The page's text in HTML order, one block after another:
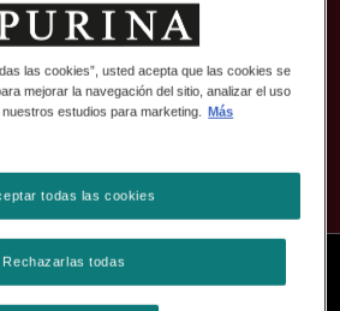
las cookies”, usted acepta que las cookies se
mejorar la navegación del sitio, analizar el uso
estudios para marketing. Más
Rechazarlas todas
todas las cookies